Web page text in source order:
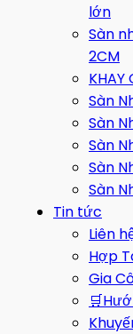
lớn
Sàn
2CM
KHAY
Sàn
Sàn
Sàn
Sàn
Sàn
Tin tức
Liên
Hợp
Gia